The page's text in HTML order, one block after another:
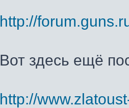
http://
Вот здесь ещё
http://